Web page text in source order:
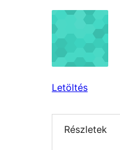
Letöltés
Részletek